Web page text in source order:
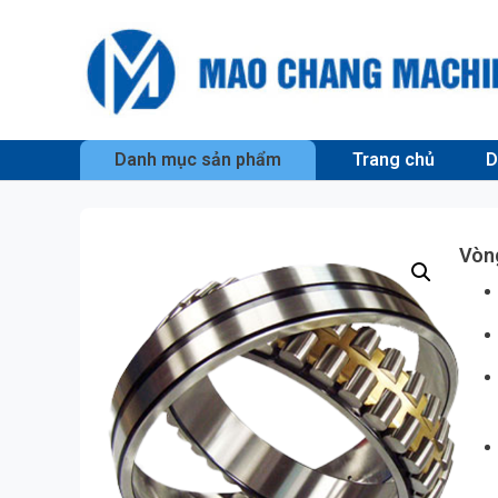
Danh mục sản phẩm Trang chủ